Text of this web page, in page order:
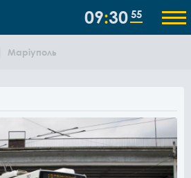
09 30 55
Маріуполь